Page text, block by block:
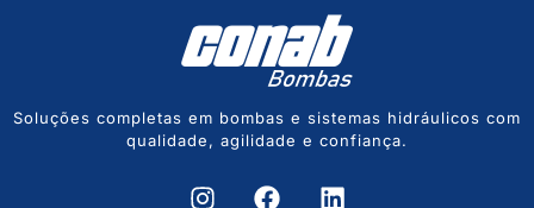
Soluções completas em bombas e sistemas hidráulicos com
qualidade, agilidade e confiança.